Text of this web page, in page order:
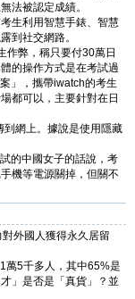
法被認定成績。
生利用智慧手錶、智慧
到社交網路。
作弊，稱只要付30萬日
的操作方式是在考試過
」，攜帶iwatch的考生
都可以，主要針對在日
網上。據說是使用隱藏
的中國女子的話說，考
機等電源關掉，但關不
外國人獲得永久居留
萬5千多人，其中65%是
」是否是「真貨」？並